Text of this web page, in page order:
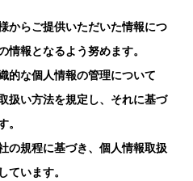
らご提供いただいた情報につ
情報となるよう努めます。
な個人情報の管理について
扱い方法を規定し、それに基づ
。
規程に基づき、個人情報取扱
ています。